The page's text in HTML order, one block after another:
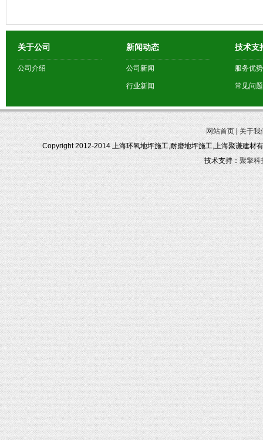
关于公司
公司介绍
新闻动态
公司新闻
行业新闻
技术支
服务优势
常见问题
网站首页|关于我
Copyright 2012-2014 上海环氧地坪施工,耐磨地坪施工,上海聚谦建材
技术支持： 聚擎科